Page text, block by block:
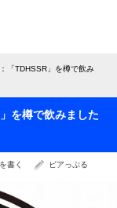
「TDHSSR」を樽で飲み
を樽で飲みました
書く ビアっぷる